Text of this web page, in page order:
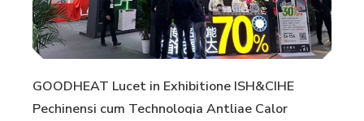
GOODHEAT Lucet in Exhibitione ISH&CIHE
Pechinensi cum Technologia Antliae Calor